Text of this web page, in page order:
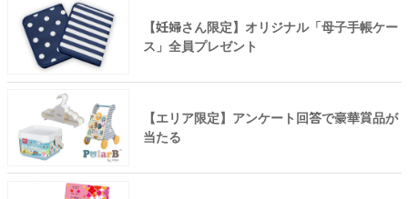
【妊婦さん限定】オリジナル「母子手帳ケー
ス」全員プレゼント
【エリア限定】アンケート回答で豪華賞品が
当たる